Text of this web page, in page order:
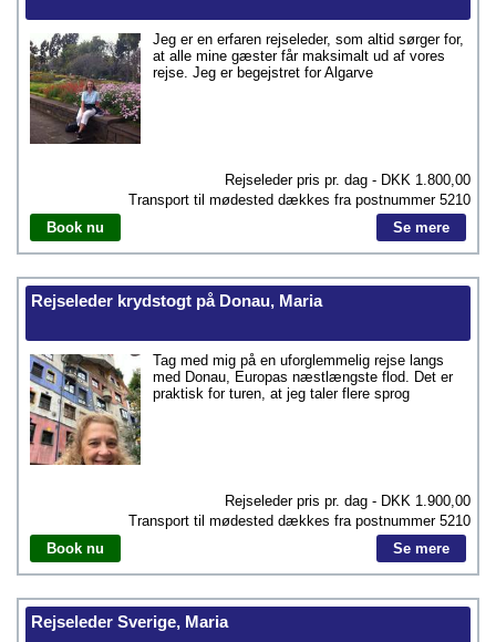
Jeg er en erfaren rejseleder, som altid sørger for,
at alle mine gæster får maksimalt ud af vores
rejse. Jeg er begejstret for Algarve
Rejseleder pris pr. dag - DKK 1.800,00
Transport til mødested dækkes fra postnummer 5210
Book nu
Se mere
Rejseleder krydstogt på Donau, Maria
Tag med mig på en uforglemmelig rejse langs
med Donau, Europas næstlængste flod. Det er
praktisk for turen, at jeg taler flere sprog
Rejseleder pris pr. dag - DKK 1.900,00
Transport til mødested dækkes fra postnummer 5210
Book nu
Se mere
Rejseleder Sverige, Maria